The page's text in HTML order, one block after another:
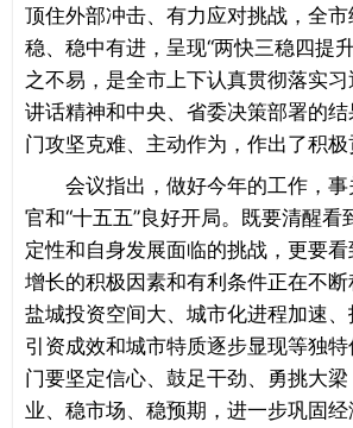
顶住外部冲击、有力应对挑战，全
稳、稳中有进，呈现“两快三稳四提
之不易，是全市上下认真贯彻落实
讲话精神和中央、省委决策部署的
门攻坚克难、主动作为，作出了积极
会议指出，做好今年的工作，事
官和“十五五”良好开局。既要清醒看
定性和自身发展面临的挑战，更要
增长的积极因素和有利条件正在不
盐城投资空间大、城市化进程加速
引资成效和城市特质逐步显现等独
门要坚定信心、鼓足干劲、勇挑大
业、稳市场、稳预期，进一步巩固